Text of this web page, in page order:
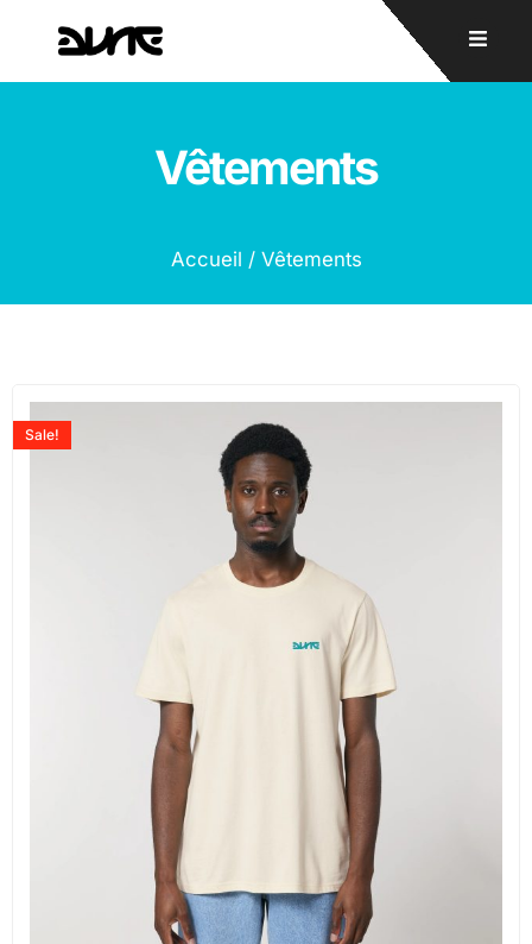
Vêtements
Accueil / Vêtements
Sale!